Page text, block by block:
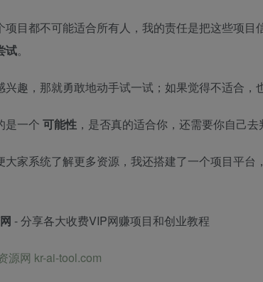
项目都不可能适合所有人，我的责任是把这些项
试。
兴趣，那就勇敢地动手试一试；如果觉得不适合，
是一个 可能性 ，是否真的适合你，还需要你自己去
大家系统了解更多资源，我还搭建了一个项目平
- 分享各大收费VIP网赚项目和创业教程
源网 kr-ai-tool.com